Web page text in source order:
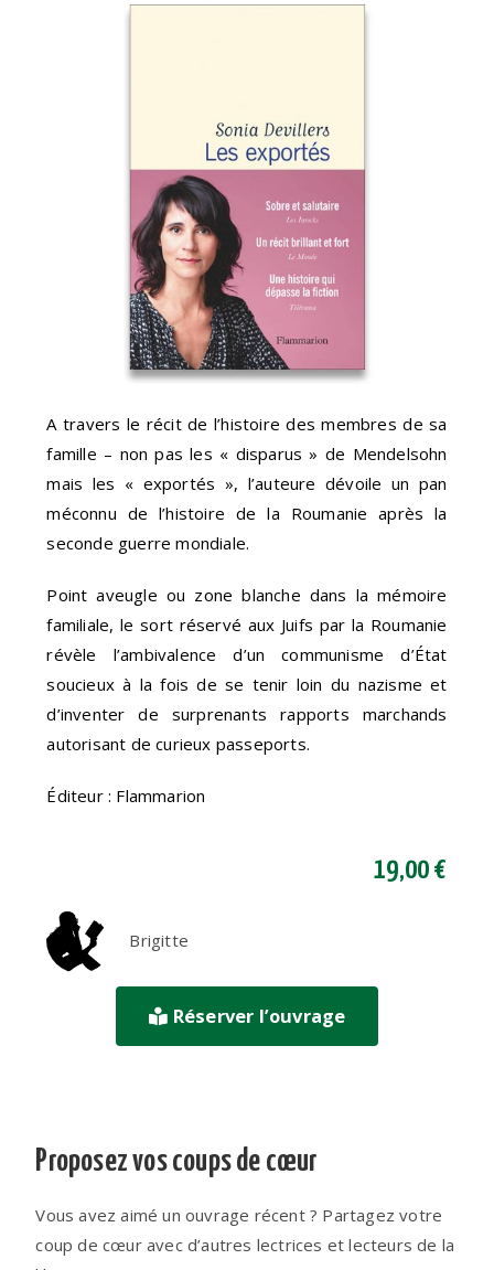
A travers le récit de l’histoire des membres de sa
famille – non pas les « disparus » de Mendelsohn
mais les « exportés », l’auteure dévoile un pan
méconnu de l’histoire de la Roumanie après la
seconde guerre mondiale.
Point aveugle ou zone blanche dans la mémoire
familiale, le sort réservé aux Juifs par la Roumanie
révèle l’ambivalence d’un communisme d’État
soucieux à la fois de se tenir loin du nazisme et
d’inventer de surprenants rapports marchands
autorisant de curieux passeports.
Éditeur : Flammarion
19,00 €
Brigitte
Réserver l’ouvrage
Proposez vos coups de cœur
Vous avez aimé un ouvrage récent ? Partagez votre
coup de cœur avec d’autres lectrices et lecteurs de la